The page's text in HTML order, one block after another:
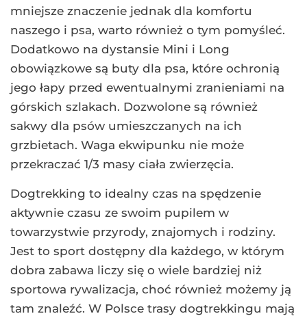
mniejsze znaczenie jednak dla komfortu
naszego i psa, warto również o tym pomyśleć.
Dodatkowo na dystansie Mini i Long
obowiązkowe są buty dla psa, które ochronią
jego łapy przed ewentualnymi zranieniami na
górskich szlakach. Dozwolone są również
sakwy dla psów umieszczanych na ich
grzbietach. Waga ekwipunku nie może
przekraczać 1/3 masy ciała zwierzęcia.
Dogtrekking to idealny czas na spędzenie
aktywnie czasu ze swoim pupilem w
towarzystwie przyrody, znajomych i rodziny.
Jest to sport dostępny dla każdego, w którym
dobra zabawa liczy się o wiele bardziej niż
sportowa rywalizacja, choć również możemy ją
tam znaleźć. W Polsce trasy dogtrekkingu mają